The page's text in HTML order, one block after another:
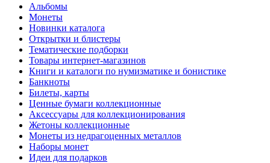
Альбомы
Монеты
Новинки каталога
Открытки и блистеры
Тематические подборки
Товары интернет-магазинов
Книги и каталоги по нумизматике и бонистике
Банкноты
Билеты, карты
Ценные бумаги коллекционные
Аксессуары для коллекционирования
Жетоны коллекционные
Монеты из недрагоценных металлов
Наборы монет
Идеи для подарков